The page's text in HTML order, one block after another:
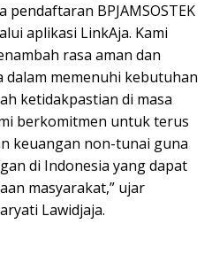
BPJAMSOSTEK
aplikasi LinkAja. Kami
rasa aman dan
dalam memenuhi kebutuhan
ketidakpastian di masa
berkomitmen untuk terus
keuangan non-tunai guna
di Indonesia yang dapat
masyarakat,” ujar
Lawidjaja.